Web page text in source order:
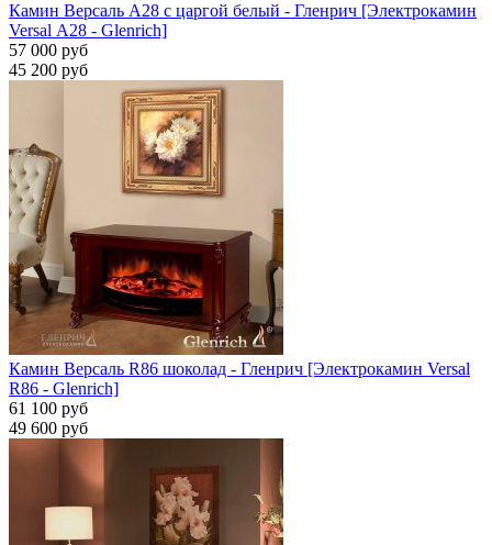
Камин Версаль A28 с царгой белый - Гленрич [Электрокамин
Versal А28 - Glenrich]
57 000 руб
45 200 руб
Камин Версаль R86 шоколад - Гленрич [Электрокамин Versal
R86 - Glenrich]
61 100 руб
49 600 руб